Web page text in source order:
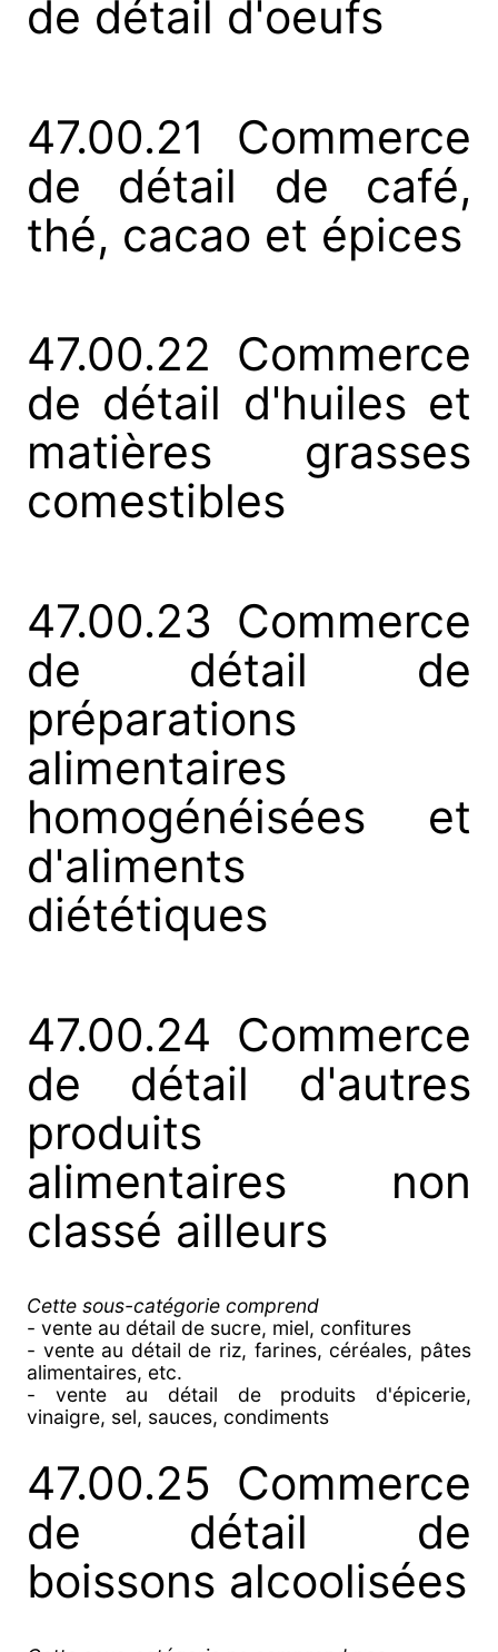
de détail d'oeufs
47.00.21 Commerce
de détail de café,
thé, cacao et épices
47.00.22 Commerce
de détail d'huiles et
matières grasses
comestibles
47.00.23 Commerce
de détail de
préparations
alimentaires
homogénéisées et
d'aliments
diététiques
47.00.24 Commerce
de détail d'autres
produits
alimentaires non
classé ailleurs
Cette sous-catégorie comprend
- vente au détail de sucre, miel, confitures
- vente au détail de riz, farines, céréales, pâtes
alimentaires, etc.
- vente au détail de produits d'épicerie,
vinaigre, sel, sauces, condiments
47.00.25 Commerce
de détail de
boissons alcoolisées